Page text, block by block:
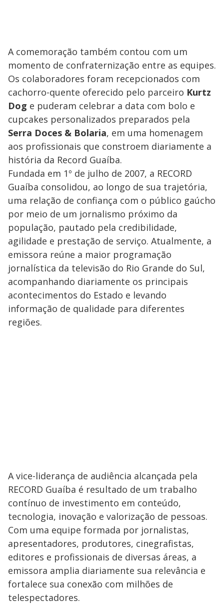
A comemoração também contou com um
momento de confraternização entre as equipes.
Os colaboradores foram recepcionados com
cachorro-quente oferecido pelo parceiro Kurtz
Dog e puderam celebrar a data com bolo e
cupcakes personalizados preparados pela
Serra Doces & Bolaria, em uma homenagem
aos profissionais que constroem diariamente a
história da Record Guaíba.
Fundada em 1º de julho de 2007, a RECORD
Guaíba consolidou, ao longo de sua trajetória,
uma relação de confiança com o público gaúcho
por meio de um jornalismo próximo da
população, pautado pela credibilidade,
agilidade e prestação de serviço. Atualmente, a
emissora reúne a maior programação
jornalística da televisão do Rio Grande do Sul,
acompanhando diariamente os principais
acontecimentos do Estado e levando
informação de qualidade para diferentes
regiões.
A vice-liderança de audiência alcançada pela
RECORD Guaíba é resultado de um trabalho
contínuo de investimento em conteúdo,
tecnologia, inovação e valorização de pessoas.
Com uma equipe formada por jornalistas,
apresentadores, produtores, cinegrafistas,
editores e profissionais de diversas áreas, a
emissora amplia diariamente sua relevância e
fortalece sua conexão com milhões de
telespectadores.